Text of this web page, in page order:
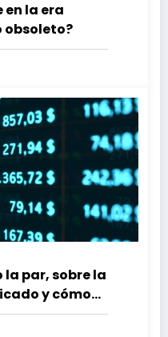
en la era
obsoleto?
la par, sobre la
y cómo